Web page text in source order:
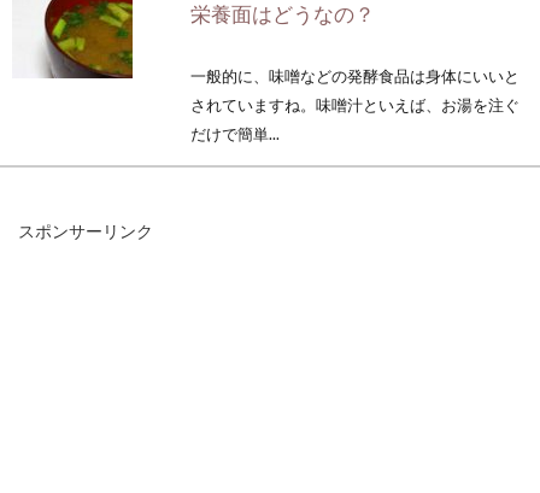
栄養面はどうなの？
一般的に、味噌などの発酵食品は身体にいいと
されていますね。味噌汁といえば、お湯を注ぐ
だけで簡単...
スポンサーリンク